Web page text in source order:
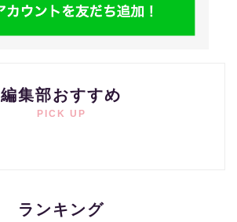
編集部おすすめ
PICK UP
ランキング